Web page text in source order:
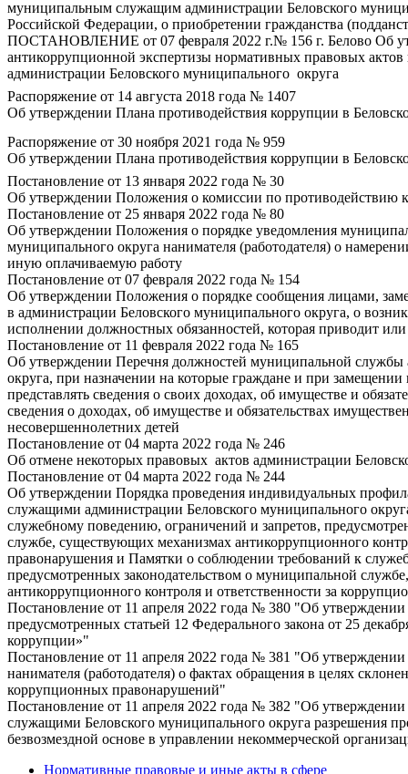
муниципальным служащим администрации Беловского
Российской Федерации, о приобретении гражданства
ПОСТАНОВЛЕНИЕ от 07 февраля 2022 г.№ 156 г. Белово Об
антикоррупционной экспертизы нормативных правовых
администрации Беловского муниципального округа
Распоряжение от 14 августа 2018 года № 1407
Об утверждении Плана противодействия коррупции в
Распоряжение от 30 ноября 2021 года № 959
Об утверждении Плана противодействия коррупции в
Постановление от 13 января 2022 года № 30
Об утверждении Положения о комиссии по противодействию
Постановление от 25 января 2022 года № 80
Об утверждении Положения о порядке уведомления
муниципального округа нанимателя (работодателя) о
иную оплачиваемую работу
Постановление от 07 февраля 2022 года № 154
Об утверждении Положения о порядке сообщения лицами,
в администрации Беловского муниципального округа, о
исполнении должностных обязанностей, которая приводит
Постановление от 11 февраля 2022 года № 165
Об утверждении Перечня должностей муниципальной
округа, при назначении на которые граждане и при
представлять сведения о своих доходах, об имуществе и
сведения о доходах, об имуществе и обязательствах
несовершеннолетних детей
Постановление от 04 марта 2022 года № 246
Об отмене некоторых правовых актов администрации
Постановление от 04 марта 2022 года № 244
Об утверждении Порядка проведения индивидуальных
служащими администрации Беловского муниципального
служебному поведению, ограничений и запретов,
службе, существующих механизмах антикоррупционного
правонарушения и Памятки о соблюдении требований к
предусмотренных законодательством о муниципальной
антикоррупционного контроля и ответственности за
Постановление от 11 апреля 2022 года № 380 "Об
предусмотренных статьей 12 Федерального закона от 25
коррупции»"
Постановление от 11 апреля 2022 года № 381 "Об
нанимателя (работодателя) о фактах обращения в целях
коррупционных правонарушений"
Постановление от 11 апреля 2022 года № 382 "Об
служащими Беловского муниципального округа разрешения
безвозмездной основе в управлении некоммерческой
Нормативные правовые и иные акты в сфере